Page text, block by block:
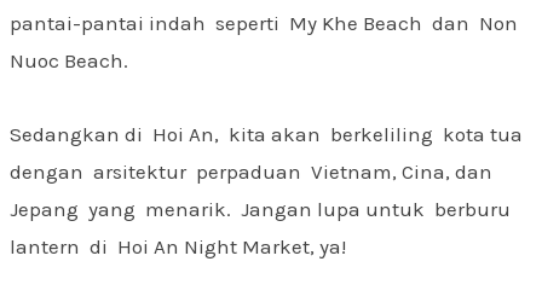
pantai-pantai indah seperti My Khe Beach dan Non
Nuoc Beach.
Sedangkan di Hoi An, kita akan berkeliling kota tua
dengan arsitektur perpaduan Vietnam, Cina, dan
Jepang yang menarik. Jangan lupa untuk berburu
lantern di Hoi An Night Market, ya!